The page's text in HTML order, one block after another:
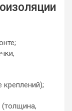
креплений);
(толщина,